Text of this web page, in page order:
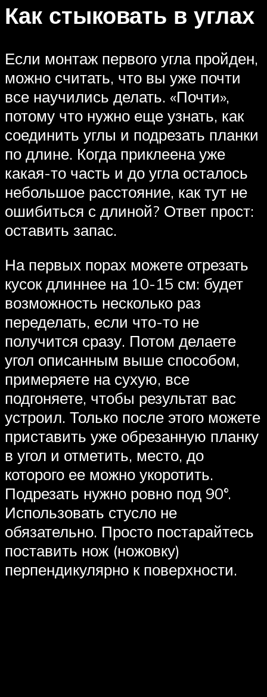
Как стыковать в углах
Если монтаж первого угла пройден,
можно считать, что вы уже почти
все научились делать. «Почти»,
потому что нужно еще узнать, как
соединить углы и подрезать планки
по длине. Когда приклеена уже
какая-то часть и до угла осталось
небольшое расстояние, как тут не
ошибиться с длиной? Ответ прост:
оставить запас.
На первых порах можете отрезать
кусок длиннее на 10-15 см: будет
возможность несколько раз
переделать, если что-то не
получится сразу. Потом делаете
угол описанным выше способом,
примеряете на сухую, все
подгоняете, чтобы результат вас
устроил. Только после этого можете
приставить уже обрезанную планку
в угол и отметить, место, до
которого ее можно укоротить.
Подрезать нужно ровно под 90°.
Использовать стусло не
обязательно. Просто постарайтесь
поставить нож (ножовку)
перпендикулярно к поверхности.